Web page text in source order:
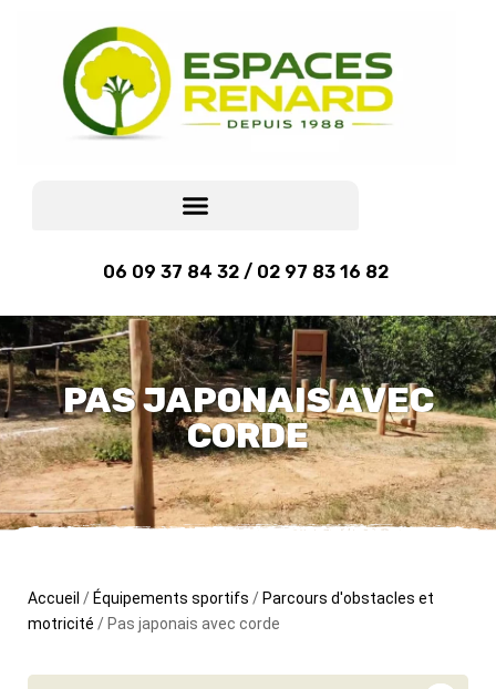
06 09 37 84 32 / 02 97 83 16 82
PAS JAPONAIS AVEC
CORDE
Accueil / Équipements sportifs / Parcours d'obstacles et
motricité / Pas japonais avec corde